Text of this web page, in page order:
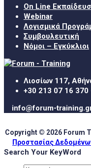
On Line
Webinar
Λογισμικά
Συμβουλευτική
Νόμοι – Εγκύκλιοι
Λιοσίων 117,
+30 213 07 16 370
info@forum-
Copyright © 2026 Forum
Προστασίας
Search Your KeyWord